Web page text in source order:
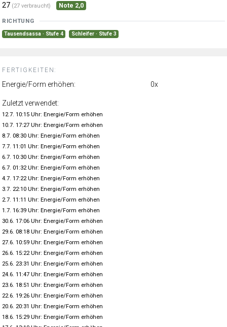
27 (27 verbraucht) Note 2,0
RICHTUNG
Tausendsassa · Stufe 4 Schleifer · Stufe 3
FERTIGKEITEN:
Energie/Form erhöhen: 0x
Zuletzt verwendet:
12.7. 10:15 Uhr: Energie/Form erhöhen
10.7. 17:27 Uhr: Energie/Form erhöhen
8.7. 08:30 Uhr: Energie/Form erhöhen
7.7. 11:01 Uhr: Energie/Form erhöhen
6.7. 10:30 Uhr: Energie/Form erhöhen
6.7. 01:32 Uhr: Energie/Form erhöhen
4.7. 17:22 Uhr: Energie/Form erhöhen
3.7. 22:10 Uhr: Energie/Form erhöhen
2.7. 11:11 Uhr: Energie/Form erhöhen
1.7. 16:39 Uhr: Energie/Form erhöhen
30.6. 17:06 Uhr: Energie/Form erhöhen
29.6. 08:18 Uhr: Energie/Form erhöhen
27.6. 10:59 Uhr: Energie/Form erhöhen
26.6. 15:22 Uhr: Energie/Form erhöhen
25.6. 23:31 Uhr: Energie/Form erhöhen
24.6. 11:47 Uhr: Energie/Form erhöhen
23.6. 18:51 Uhr: Energie/Form erhöhen
22.6. 19:26 Uhr: Energie/Form erhöhen
20.6. 20:31 Uhr: Energie/Form erhöhen
18.6. 15:29 Uhr: Energie/Form erhöhen